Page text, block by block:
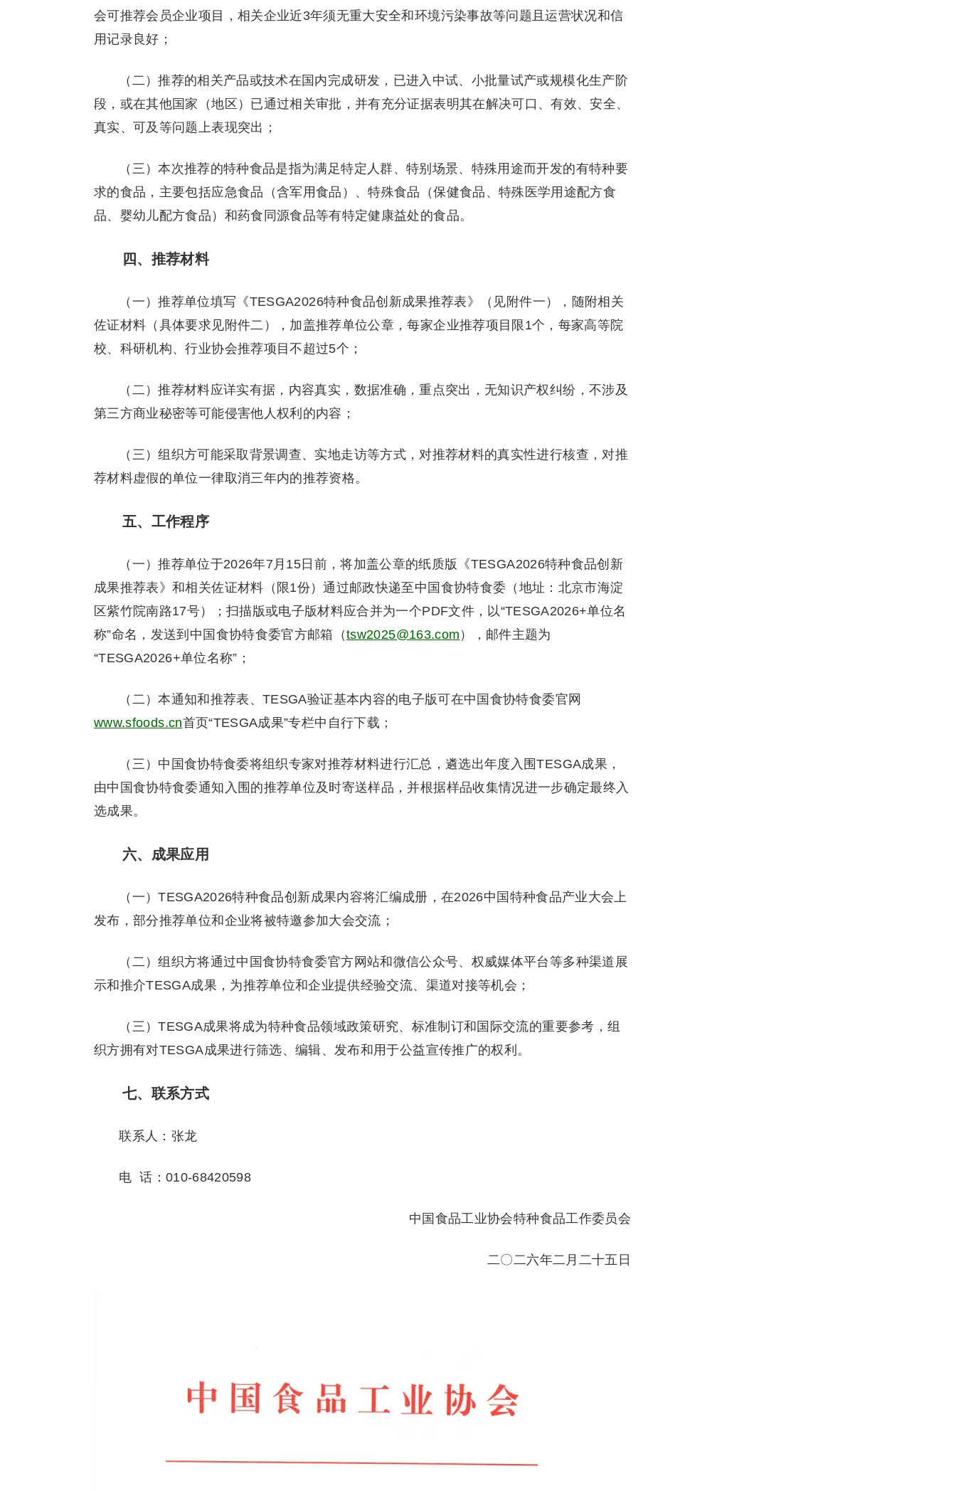
会可推荐会员企业项目，相关企业近3年须无重大安全和环境污染事故等问题且运营状况和信
用记录良好；
（二）推荐的相关产品或技术在国内完成研发，已进入中试、小批量试产或规模化生产阶
段，或在其他国家（地区）已通过相关审批，并有充分证据表明其在解决可口、有效、安全、
真实、可及等问题上表现突出；
（三）本次推荐的特种食品是指为满足特定人群、特别场景、特殊用途而开发的有特种要
求的食品，主要包括应急食品（含军用食品）、特殊食品（保健食品、特殊医学用途配方食
品、婴幼儿配方食品）和药食同源食品等有特定健康益处的食品。
四、推荐材料
（一）推荐单位填写《TESGA2026特种食品创新成果推荐表》（见附件一），随附相关
佐证材料（具体要求见附件二），加盖推荐单位公章，每家企业推荐项目限1个，每家高等院
校、科研机构、行业协会推荐项目不超过5个；
（二）推荐材料应详实有据，内容真实，数据准确，重点突出，无知识产权纠纷，不涉及
第三方商业秘密等可能侵害他人权利的内容；
（三）组织方可能采取背景调查、实地走访等方式，对推荐材料的真实性进行核查，对推
荐材料虚假的单位一律取消三年内的推荐资格。
五、工作程序
（一）推荐单位于2026年7月15日前，将加盖公章的纸质版《TESGA2026特种食品创新
成果推荐表》和相关佐证材料（限1份）通过邮政快递至中国食协特食委（地址：北京市海淀
区紫竹院南路17号）；扫描版或电子版材料应合并为一个PDF文件，以“TESGA2026+单位名
称”命名，发送到中国食协特食委官方邮箱（tsw2025@163.com ），邮件主题为
“TESGA2026+单位名称”；
（二）本通知和推荐表、TESGA验证基本内容的电子版可在中国食协特食委官网
www.sfoods.cn首页“TESGA成果”专栏中自行下载；
（三）中国食协特食委将组织专家对推荐材料进行汇总，遴选出年度入围TESGA成果，
由中国食协特食委通知入围的推荐单位及时寄送样品，并根据样品收集情况进一步确定最终入
选成果。
六、成果应用
（一）TESGA2026特种食品创新成果内容将汇编成册，在2026中国特种食品产业大会上
发布，部分推荐单位和企业将被特邀参加大会交流；
（二）组织方将通过中国食协特食委官方网站和微信公众号、权威媒体平台等多种渠道展
示和推介TESGA成果，为推荐单位和企业提供经验交流、渠道对接等机会；
（三）TESGA成果将成为特种食品领域政策研究、标准制订和国际交流的重要参考，组
织方拥有对TESGA成果进行筛选、编辑、发布和用于公益宣传推广的权利。
七、联系方式
联系人：张龙
电 话：010-68420598
中国食品工业协会特种食品工作委员会
二〇二六年二月二十五日